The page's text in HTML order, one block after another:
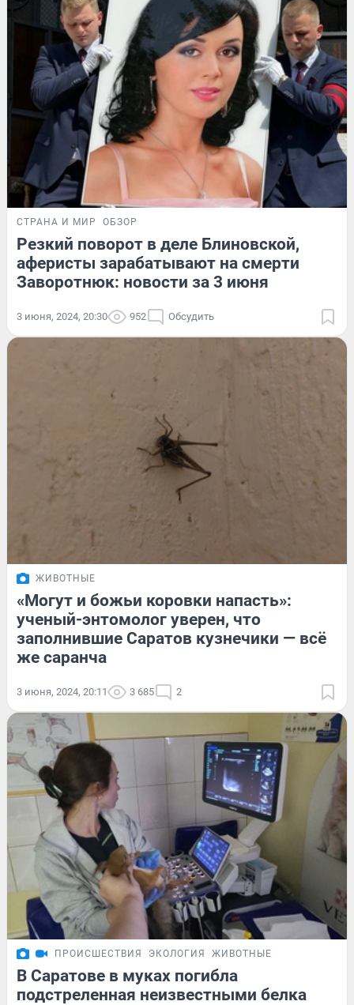
СТРАНА И МИР ОБЗОР
Резкий поворот в деле Блиновской,
аферисты зарабатывают на смерти
Заворотнюк: новости за 3 июня
3 июня, 2024, 20:30 952 Обсудить
ЖИВОТНЫЕ
«Могут и божьи коровки напасть»:
ученый-энтомолог уверен, что
заполнившие Саратов кузнечики — всё
же саранча
3 июня, 2024, 20:11 3 685 2
ПРОИСШЕСТВИЯ ЭКОЛОГИЯ ЖИВОТНЫЕ
В Саратове в муках погибла
подстреленная неизвестными белка